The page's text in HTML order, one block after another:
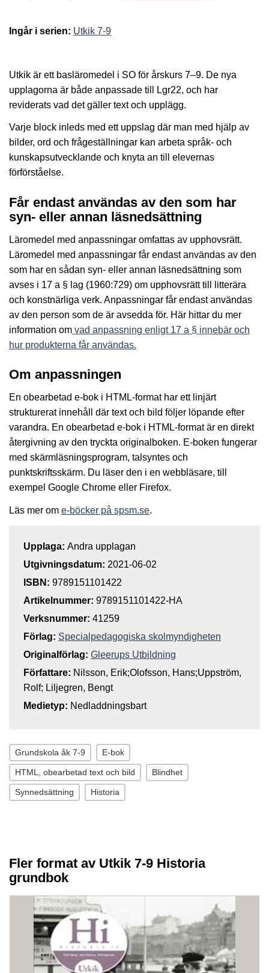
Ingår i serien: Utkik 7-9
Utkik är ett basläromedel i SO för årskurs 7–9. De nya
upplagorna är både anpassade till Lgr22, och har
reviderats vad det gäller text och upplägg.
Varje block inleds med ett uppslag där man med hjälp av
bilder, ord och frågeställningar kan arbeta språk- och
kunskapsutvecklande och knyta an till elevernas
förförståelse.
Får endast användas av den som har
syn- eller annan läsnedsättning
Läromedel med anpassningar omfattas av upphovsrätt.
Läromedel med anpassningar får endast användas av den
som har en sådan syn- eller annan läsnedsättning som
avses i 17 a § lag (1960:729) om upphovsrätt till litterära
och konstnärliga verk. Anpassningar får endast användas
av den person som de är avsedda för. Här hittar du mer
information om vad anpassning enligt 17 a § innebär och
hur produkterna får användas.
Om anpassningen
En obearbetad e-bok i HTML-format har ett linjärt
strukturerat innehåll där text och bild följer löpande efter
varandra. En obearbetad e-bok i HTML-format är en direkt
återgivning av den tryckta originalboken. E-boken fungerar
med skärmläsningsprogram, talsyntes och
punktskriftsskärm. Du läser den i en webbläsare, till
exempel Google Chrome eller Firefox.
Läs mer om e-böcker på spsm.se.
Upplaga: Andra upplagan
Utgivningsdatum: 2021-06-02
ISBN: 9789151101422
Artikelnummer: 9789151101422-HA
Verksnummer: 41259
Förlag: Specialpedagogiska skolmyndigheten
Originalförlag: Gleerups Utbildning
Författare: Nilsson, Erik;Olofsson, Hans;Uppström,
Rolf; Liljegren, Bengt
Medietyp: Nedladdningsbart
Grundskola åk 7-9 E-bok
HTML, obearbetad text och bild Blindhet
Synnedsättning Historia
Fler format av Utkik 7-9 Historia
grundbok